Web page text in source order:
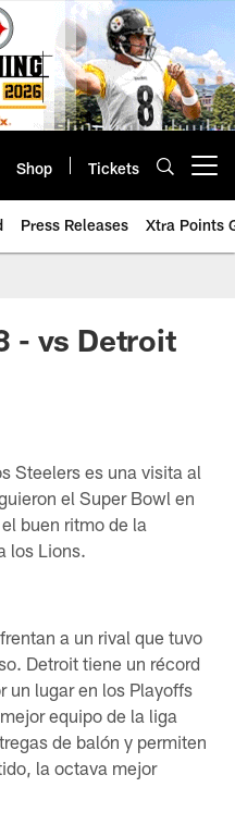
Shop Tickets
Press Releases Xtra Points
- vs Detroit
Steelers es una visita al
el Super Bowl en
buen ritmo de la
los Lions.
a un rival que tuvo
Detroit tiene un récord
un lugar en los Playoffs
equipo de la liga
de balón y permiten
la octava mejor